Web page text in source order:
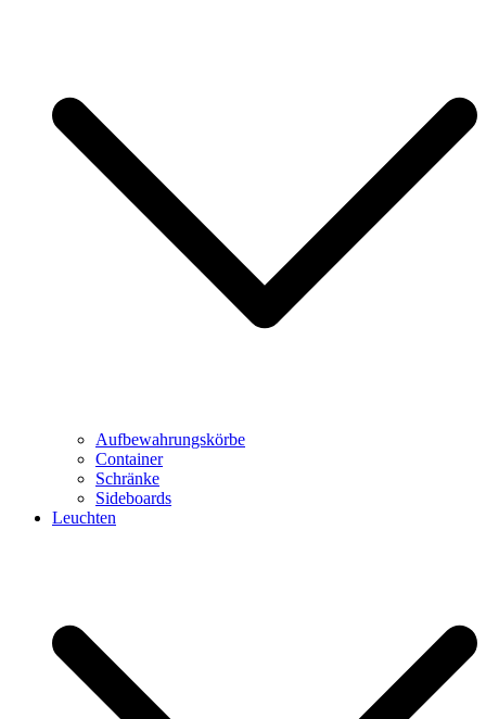
Aufbewahrungskörbe
Container
Schränke
Sideboards
Leuchten